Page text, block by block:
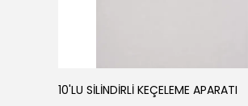
10'LU SİLİNDİRLİ KEÇELEME APARATI